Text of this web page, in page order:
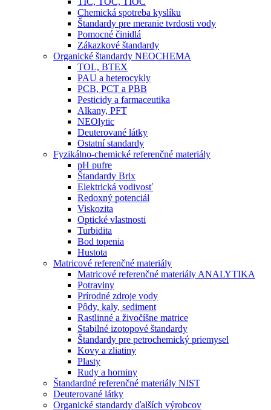
Chemická spotreba kyslíku
Štandardy pre meranie tvrdosti vody
Pomocné činidlá
Zákazkové štandardy
Organické štandardy NEOCHEMA
TOL, BTEX
PAU a heterocykly
PCB, PCT a PBB
Pesticidy a farmaceutika
Alkany, PFT
NEOlytic
Deuterované látky
Ostatní standardy
Fyzikálno-chemické referenčné materiály
pH pufre
Štandardy Brix
Elektrická vodivosť
Redoxný potenciál
Viskozita
Optické vlastnosti
Turbidita
Bod topenia
Hustota
Matricové referenčné materiály
Matricové referenčné materiály ANALYTIKA
Potraviny
Prírodné zdroje vody
Pôdy, kaly, sediment
Rastlinné a živočíšne matrice
Stabilné izotopové štandardy
Štandardy pre petrochemický priemysel
Kovy a zliatiny
Plasty
Rudy a horniny
Štandardné referenčné materiály NIST
Deuterované látky
Organické standardy ďalších výrobcov